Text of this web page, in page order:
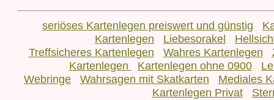
seriöses Kartenlegen preiswert und günstig
Kartenlegen
Liebesorakel
Treffsicheres Kartenlegen
Wahres Kartenlegen
Kartenlegen
Kartenlegen ohne 0900
Webringe
Wahrsagen mit Skatkarten
Mediales
Kartenlegen Privat